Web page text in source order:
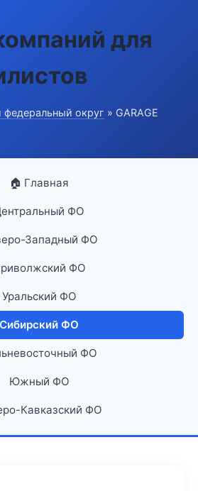
для
федеральный округ » GARAGE
🏠 Главная
ФО
Западный ФО
ФО
Уральский ФО
Сибирский ФО
ФО
Южный ФО
Кавказский ФО